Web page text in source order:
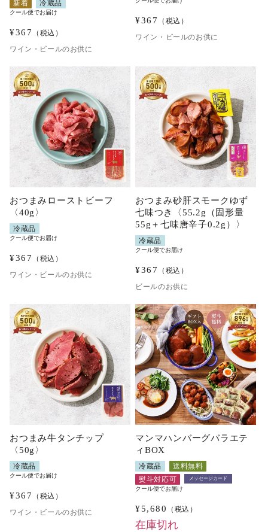
新着 冷蔵品
クール便でお届け
¥367
（税込）
ワイン・ビールのお供に
¥367
（税込）
ワイン・ビールのお供に
おつまみローストビーフ
〈40g〉
冷蔵品
クール便でお届け
¥367
（税込）
ワイン・ビールのお供に
おつまみ砂肝スモークゆず
七味つき〈55.2g（固形量
55g＋七味唐辛子0.2g）〉
冷蔵品
クール便でお届け
¥367
（税込）
ビールのお供に
おつまみ牛タンチップ
〈50g〉
冷蔵品
クール便でお届け
¥367
（税込）
ワイン・ビールのお供に
マンマハンバーグバラエテ
ィBOX
冷蔵品
送料無料
熨斗対応可
メッセージカード
クール便でお届け
¥5,680 （税込）
在庫切れ